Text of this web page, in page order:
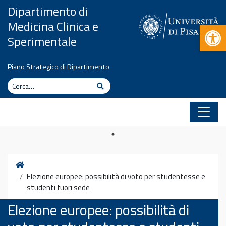
Vai al contenuto
Dipartimento di
Medicina Clinica e
Sperimentale
Piano Strategico di Dipartimento
Cerca
Cerca
Home
Elezione europee: possibilità di voto per studentesse e
studenti fuori sede
Elezione europee: possibilità di